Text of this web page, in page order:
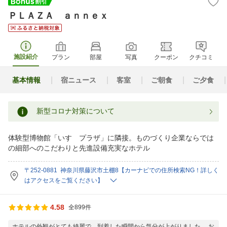
ＰＬＡＺＡ ａｎｎｅｘ
施設紹介 プラン 部屋 写真 クーポン クチコミ
基本情報 宿ニュース 客室 ご朝食 ご夕食
新型コロナ対策について
体験型博物館「いすゞプラザ」に隣接。ものづくり企業ならでは
の細部へのこだわりと先進設備充実なホテル
〒252-0881 神奈川県藤沢市土棚8【カーナビでの住所検索NG！詳しく
はアクセスをご覧ください】
4.58 全899件